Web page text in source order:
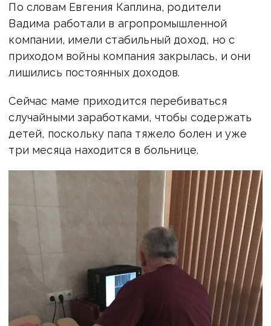
По словам Евгения Каплина, родители
Вадима работали в агропромышленной
компании, имели стабильный доход, но с
приходом войны компания закрылась, и они
лишились постоянных доходов.
Сейчас маме приходится перебиваться
случайными заработками, чтобы содержать
детей, поскольку папа тяжело болен и уже
три месяца находится в больнице.